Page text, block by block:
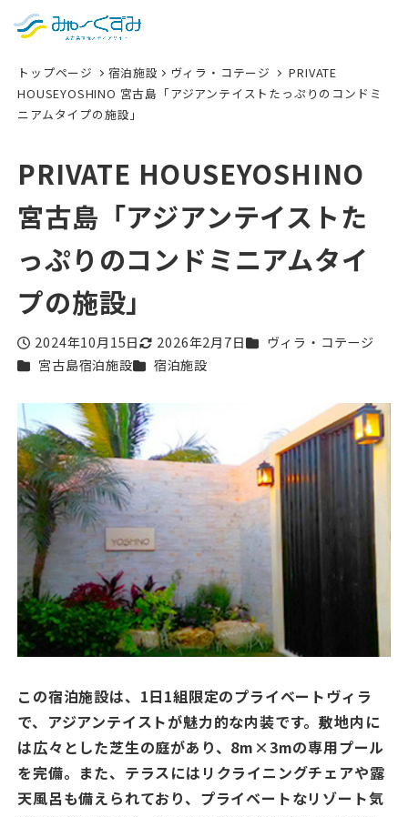
English
トップページ 宿泊施設 ヴィラ・コテージ
PRIVATE
HOUSEYOSHINO 宮古島「アジアンテイストたっぷりのコンドミ
ニアムタイプの施設」
PRIVATE HOUSEYOSHINO
宮古島「アジアンテイストた
っぷりのコンドミニアムタイ
プの施設」
投稿日
2024年10月15日
更新日
2026年2月7日カテゴリー
ヴィラ・コテージ
カテゴリー
宮古島宿泊施設カテゴリー
宿泊施設
この宿泊施設は、1日1組限定のプライベートヴィラ
で、アジアンテイストが魅力的な内装です。敷地内に
は広々とした芝生の庭があり、8m×3mの専用プール
を完備。また、テラスにはリクライニングチェアや露
天風呂も備えられており、プライベートなリゾート気